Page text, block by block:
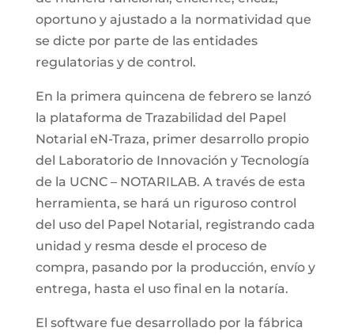
oportuno y ajustado a la normatividad que
se dicte por parte de las entidades
regulatorias y de control.
En la primera quincena de febrero se lanzó
la plataforma de Trazabilidad del Papel
Notarial eN-Traza, primer desarrollo propio
del Laboratorio de Innovación y Tecnología
de la UCNC – NOTARILAB. A través de esta
herramienta, se hará un riguroso control
del uso del Papel Notarial, registrando cada
unidad y resma desde el proceso de
compra, pasando por la producción, envío y
entrega, hasta el uso final en la notaría.
El software fue desarrollado por la fábrica